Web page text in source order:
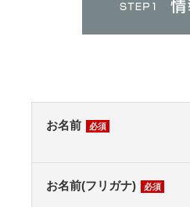
お名前 必須
お名前(フリガナ) 必須